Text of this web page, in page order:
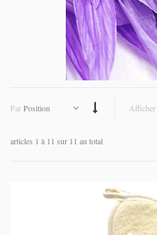
ParPosition Afficher
articles 1 à 11 sur 11 au total